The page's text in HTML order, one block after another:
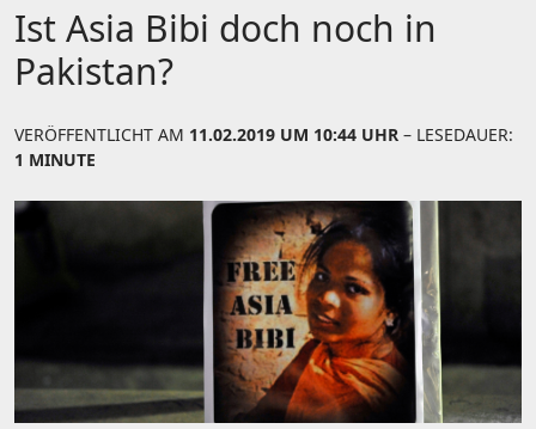
Ist Asia Bibi doch noch in
Pakistan?
VERÖFFENTLICHT AM 11.02.2019 UM 10:44 UHR – LESEDAUER:
1 MINUTE